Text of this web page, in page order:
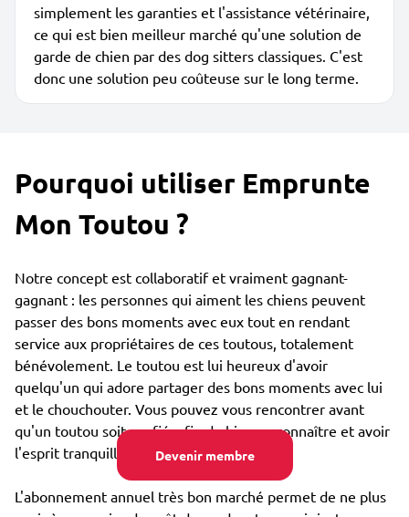
Devenir membre
simplement les garanties et l'assistance vétérinaire,
ce qui est bien meilleur marché qu'une solution de
garde de chien par des dog sitters classiques. C'est
donc une solution peu coûteuse sur le long terme.
Pourquoi utiliser Emprunte
Mon Toutou ?
Notre concept est collaboratif et vraiment gagnant-
gagnant : les personnes qui aiment les chiens peuvent
passer des bons moments avec eux tout en rendant
service aux propriétaires de ces toutous, totalement
bénévolement. Le toutou est lui heureux d'avoir
quelqu'un qui adore partager des bons moments avec lui
et le chouchouter. Vous pouvez vous rencontrer avant
qu'un toutou soit confié, afin de bien se connaître et avoir
l'esprit tranquille.
L'abonnement annuel très bon marché permet de ne plus